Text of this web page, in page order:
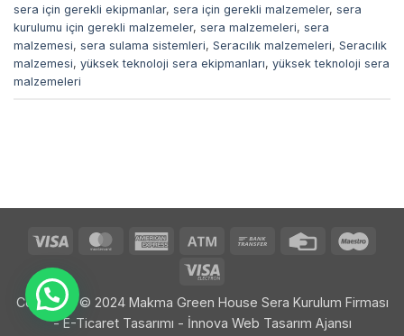
sera için gerekli ekipmanlar, sera için gerekli malzemeler, sera
kurulumu için gerekli malzemeler, sera malzemeleri, sera
malzemesi, sera sulama sistemleri, Seracılık malzemeleri, Seracılık
malzemesi, yüksek teknoloji sera ekipmanları, yüksek teknoloji sera
malzemeleri
Visa MasterCardAmerican Atm
Bank
Credit
Visa
Copyright © 2024 Makma Green House Sera Kurulum Firması
- E-Ticaret Tasarımı - İnnova Web Tasarım Ajansı